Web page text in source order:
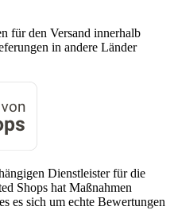
für den Versand innerhalb
in andere Länder
Dienstleister für die
Shops hat Maßnahmen
es sich um echte Bewertungen